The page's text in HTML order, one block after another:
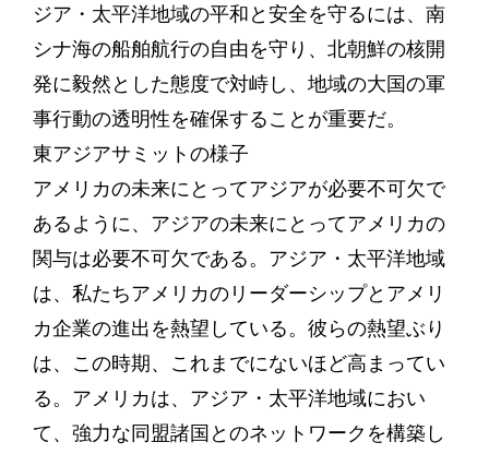
ジア・太平洋地域の平和と安全を守るには、南
シナ海の船舶航行の自由を守り、北朝鮮の核開
発に毅然とした態度で対峙し、地域の大国の軍
事行動の透明性を確保することが重要だ。
東アジアサミットの様子
アメリカの未来にとってアジアが必要不可欠で
あるように、アジアの未来にとってアメリカの
関与は必要不可欠である。アジア・太平洋地域
は、私たちアメリカのリーダーシップとアメリ
カ企業の進出を熱望している。彼らの熱望ぶり
は、この時期、これまでにないほど高まってい
る。アメリカは、アジア・太平洋地域におい
て、強力な同盟諸国とのネットワークを構築し